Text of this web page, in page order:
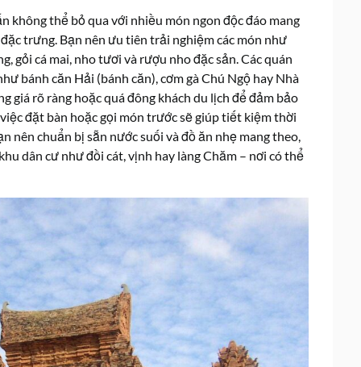
không thể bỏ qua với nhiều món ngon độc đáo mang
trưng. Bạn nên ưu tiên trải nghiệm các món như
gỏi cá mai, nho tươi và rượu nho đặc sản. Các quán
bánh căn Hải (bánh căn), cơm gà Chú Ngộ hay Nhà
giá rõ ràng hoặc quá đông khách du lịch để đảm bảo
đặt bàn hoặc gọi món trước sẽ giúp tiết kiệm thời
nên chuẩn bị sẵn nước suối và đồ ăn nhẹ mang theo,
dân cư như đồi cát, vịnh hay làng Chăm – nơi có thể